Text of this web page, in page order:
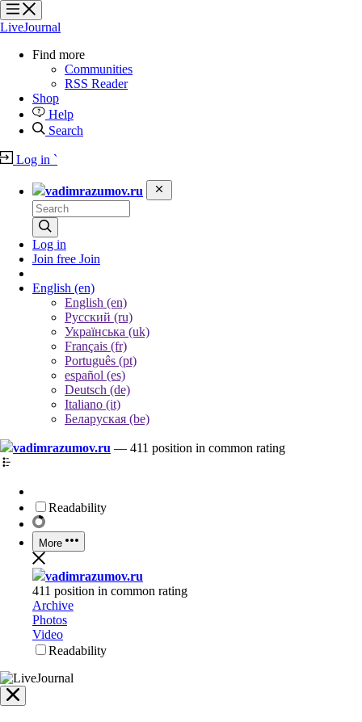
?
?
?
?
LiveJournal
Find more
Communities
RSS Reader
Shop
Help
Search
Log in `
vadimrazumov.ru
Log in
Join free Join
English (en)
English (en)
Русский (ru)
Українська (uk)
Français (fr)
Português (pt)
español (es)
Deutsch (de)
Italiano (it)
Беларуская (be)
vadimrazumov.ru — 411 position in common rating
Readability
More
vadimrazumov.ru
411 position in common rating
Archive
Photos
Video
Readability